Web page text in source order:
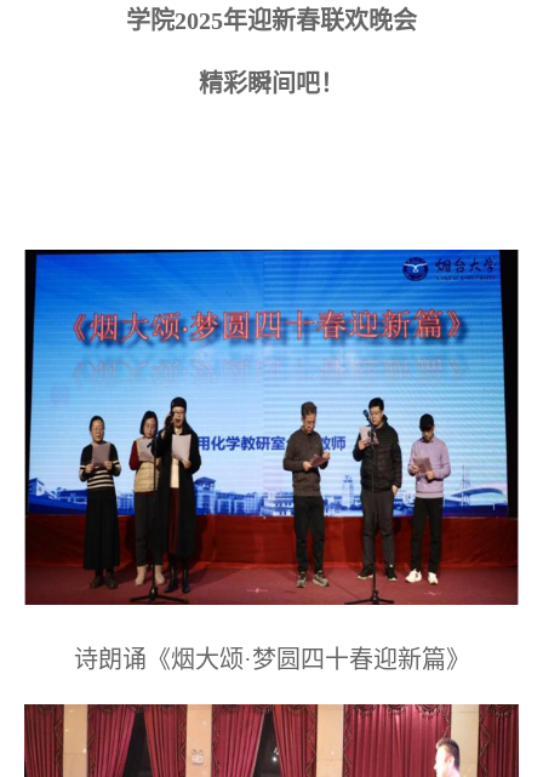
学院2025年迎新春联欢晚会
精彩瞬间吧！
诗朗诵《烟大颂·梦圆四十春迎新篇》